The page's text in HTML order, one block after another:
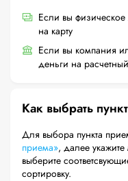
Если вы
на карту
Если вы компания
деньги на
Как выбрать
Для выбора пункта
приема», далее укажите
выберите соответсвующие услуги и интересующую Вас
сортировку.